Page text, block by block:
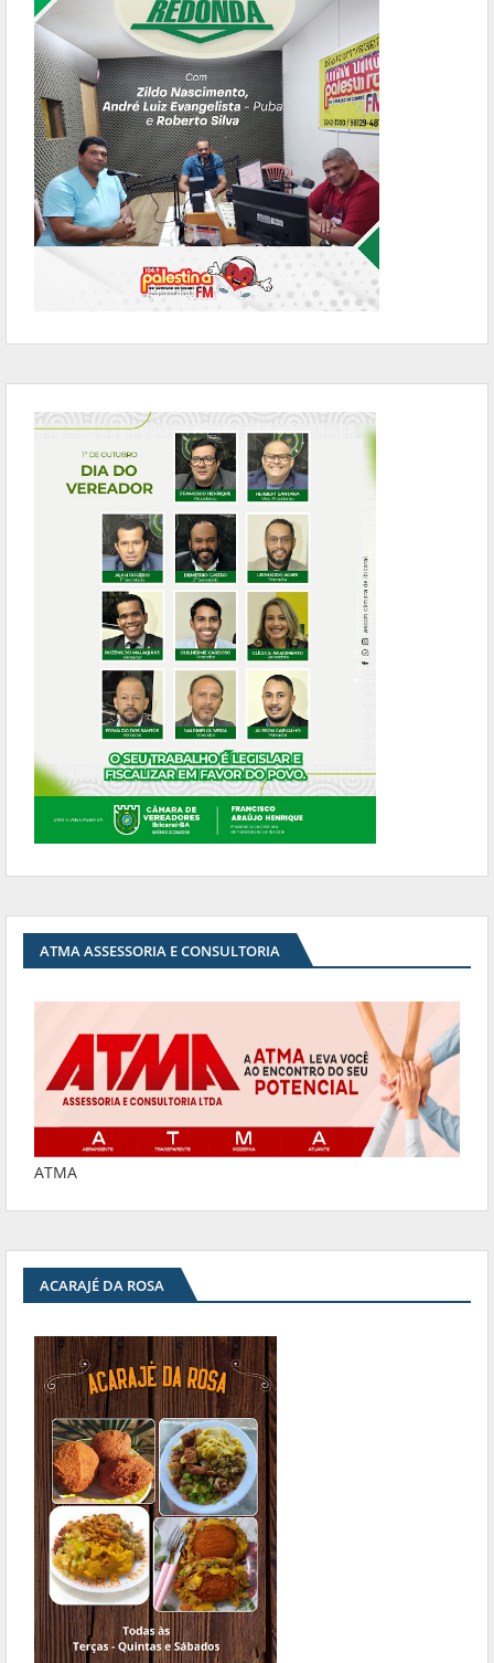
ATMA ASSESSORIA E CONSULTORIA
ATMA
ACARAJÉ DA ROSA